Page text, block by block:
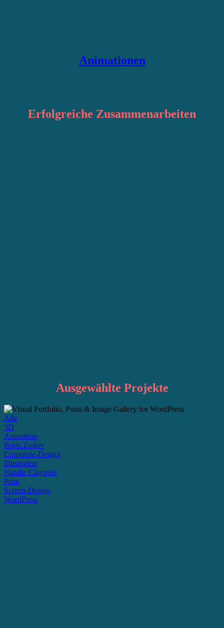
Animationen
Erfolgreiche Zusammenarbeiten
Ausgewählte Projekte
Alle
3D
Animation
Boris Zodov
Corporate-Design
Illustration
Natalie Claypole
Print
Screen-Design
WordPress